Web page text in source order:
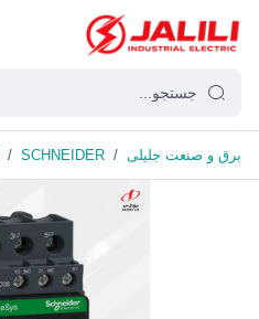
برق و صنعت جلیلی /
SCHNEIDER
/